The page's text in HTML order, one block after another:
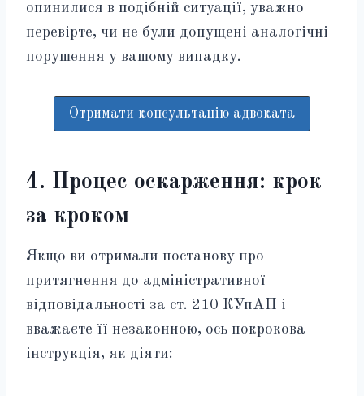
опинилися в подібній ситуації, уважно
перевірте, чи не були допущені аналогічні
порушення у вашому випадку.
Отримати консультацію адвоката
4. Процес оскарження: крок
за кроком
Якщо ви отримали постанову про
притягнення до адміністративної
відповідальності за ст. 210 КУпАП і
вважаєте її незаконною, ось покрокова
інструкція, як діяти: